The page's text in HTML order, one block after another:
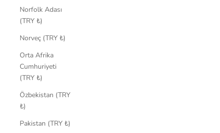
Norfolk Adası
(TRY ₺)
Norveç (TRY ₺)
Orta Afrika
Cumhuriyeti
(TRY ₺)
Özbekistan (TRY
₺)
Pakistan (TRY ₺)